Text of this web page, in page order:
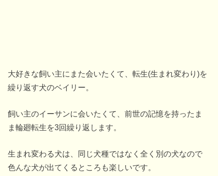
大好きな飼い主にまた会いたくて、転生(生まれ変わり)を
繰り返す犬のベイリー。
飼い主のイーサンに会いたくて、前世の記憶を持ったま
ま輪廻転生を3回繰り返します。
生まれ変わる犬は、同じ犬種ではなく全く別の犬なので
色んな犬が出てくるところも楽しいです。